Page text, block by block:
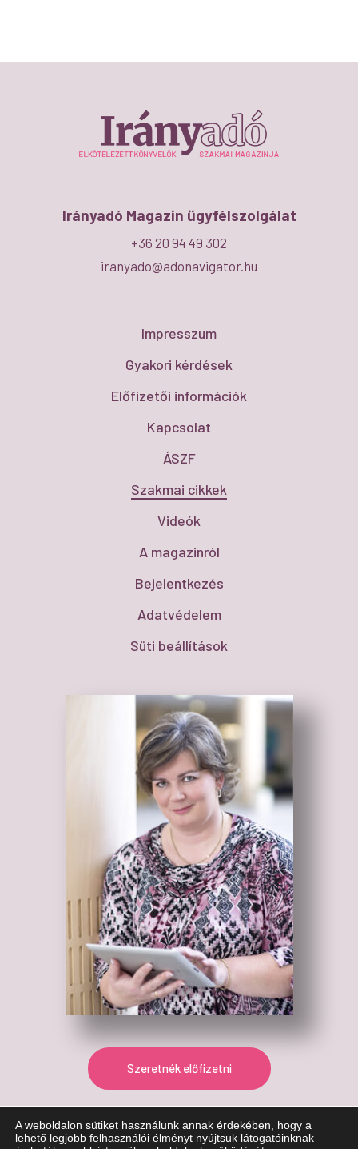
Irányadó Magazin ügyfélszolgálat
+36 20 94 49 302
iranyado@adonavigator.hu
Impresszum
Gyakori kérdések
Előfizetői információk
Kapcsolat
ÁSZF
Szakmai cikkek
Videók
A magazinról
Bejelentkezés
Adatvédelem
Süti beállítások
Szeretnék előfizetni
A weboldalon sütiket használunk annak érdekében, hogy a
lehető legjobb felhasználói élményt nyújtsuk látogatóinknak